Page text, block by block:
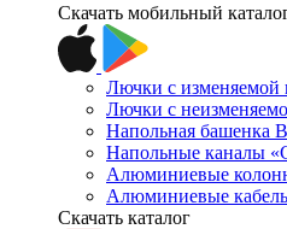
Скачать мобильный
Лючки с изменяемой
Лючки с
Напольная башенка
Напольные каналы
Алюминиевые
Алюминиевые
Скачать каталог